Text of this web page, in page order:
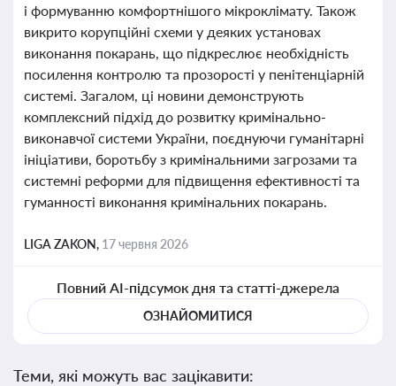
і формуванню комфортнішого мікроклімату. Також
викрито корупційні схеми у деяких установах
виконання покарань, що підкреслює необхідність
посилення контролю та прозорості у пенітенціарній
системі. Загалом, ці новини демонструють
комплексний підхід до розвитку кримінально-
виконавчої системи України, поєднуючи гуманітарні
ініціативи, боротьбу з кримінальними загрозами та
системні реформи для підвищення ефективності та
гуманності виконання кримінальних покарань.
LIGA ZAKON, 17 червня 2026
Повний AI-підсумок дня та статті-джерела
ОЗНАЙОМИТИСЯ
Теми, які можуть вас зацікавити: